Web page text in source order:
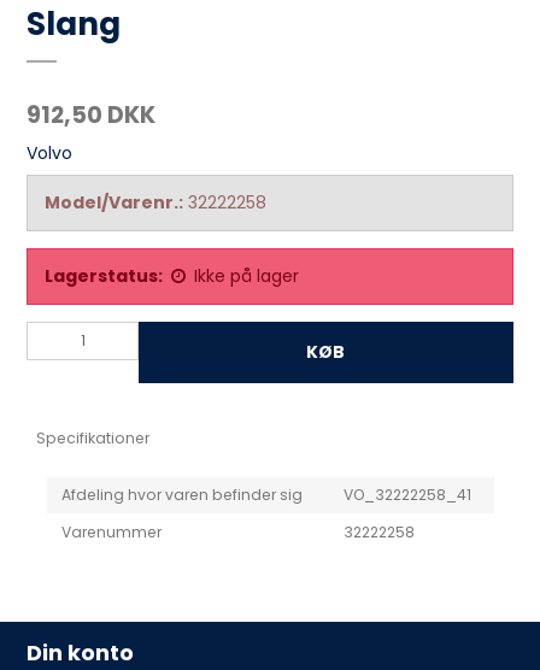
Slang
912,50 DKK
Volvo
Model/Varenr.: 32222258
Lagerstatus: Ikke på lager
KØB
Specifikationer
Afdeling hvor varen befinder sig
VO_32222258_41
Varenummer
32222258
Din konto